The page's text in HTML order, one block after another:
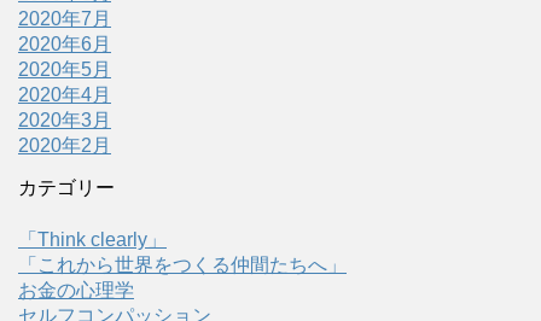
2020年7月
2020年6月
2020年5月
2020年4月
2020年3月
2020年2月
カテゴリー
「Think clearly」
「これから世界をつくる仲間たちへ」
お金の心理学
セルフコンパッション